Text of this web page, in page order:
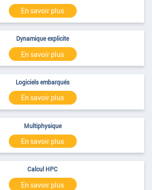
En savoir plus
Dynamique explicite
En savoir plus
Logiciels embarqués
En savoir plus
Multiphysique
En savoir plus
Calcul HPC
En savoir plus